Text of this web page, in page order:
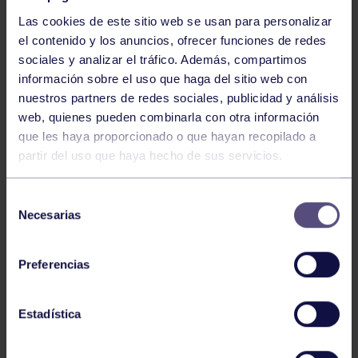
Las cookies de este sitio web se usan para personalizar
el contenido y los anuncios, ofrecer funciones de redes
sociales y analizar el tráfico. Además, compartimos
información sobre el uso que haga del sitio web con
nuestros partners de redes sociales, publicidad y análisis
web, quienes pueden combinarla con otra información
que les haya proporcionado o que hayan recopilado a
partir del uso que haya hecho de sus servicios.
Necesarias
Preferencias
Estadística
Baloncesto
ÚLTIMOS RESULTADOS DE LA SECCIÓN
Baloncesto